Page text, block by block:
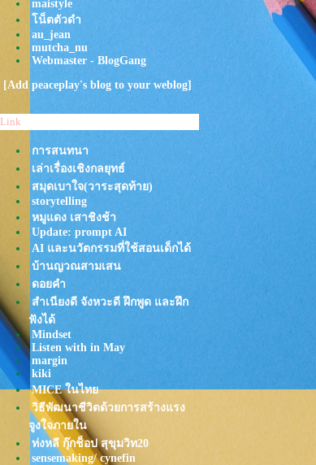
LEWIS - CAN'T HOLD US
FEAT. RAY DALTON
Tame Impala - Dracula
What's Up
MILLI - สาธุ (SAA-TUU) ft.
TangBadVoice
Whal & Dolph x MARCKRIS
บ้านของหัวใจ Cover by NADIA |
Bombay Bicycle Club - Shuffle ​​​​​​​
Plastic Plastic - คลื่น (Frequency)
Plastic Plastic - มีชีวิต (Alive)
Spirited Away: Always with me
Saja Boys - Soda Pop
GREASY CAFE - สิ่งใดๆ
ครงามเลิศในปฐพี Phumin x
Warin
หล่นหายระหว่างทาง - Phumin
15/5/68
TangBadVoice - End Of Time
เมฆใต้น้ำ
Oh Wonder - How It Goes
Jeff Satur - ฉันก่อนเจอเธอ
PURPEECH - สายรุ้งหลังฝนโปร
Vienna
Jeff Satur - เหมือนวิวาห์ (Rain
wedding)
กอดตัวเอง - tAH AND FRIENDS.
เลิกตั้งแต่เริ่ม: Getsunova
maistyle
น็ตตัวดำ
au_jean
mutcha_nu
Webmaster - BlogGang
[Add peaceplay's blog to your weblog]
Link
การสนทนา
เล่าเรื่องเชิงกลยุทธ์
สมุดเบาใจ(วาระสุดท้าย)
storytelling
หมูแดง เสาชิงช้า
Update: prompt AI
AI และนวัตกรรมที่ใช้สอนเด็กได้
บ้านญวณสามเสน
ดอยคำ
สำเนียงดี จังหวะดี ฝึกพูด และฝึก
ฟังได้
Mindset
Listen with in May
margin
kiki
MICE ในไท
วิธีพัฒนาชีวิตด้วยการสร้างแรง
จูงใจภายใน
ท่งหลี กุ๊กช็อป สุขุมวิท20
sensemaking/ cynefin